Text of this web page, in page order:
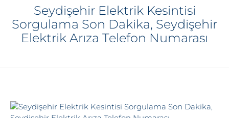
Seydişehir Elektrik Kesintisi
Sorgulama Son Dakika, Seydişehir
Elektrik Arıza Telefon Numarası